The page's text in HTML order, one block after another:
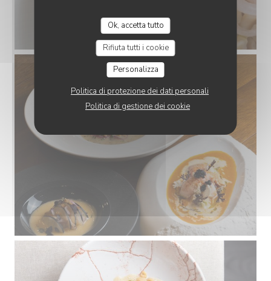
Ok, accetta tutto
Rifiuta tutti i cookie
Personalizza
Politica di protezione dei dati personali
Politica di gestione dei cookie